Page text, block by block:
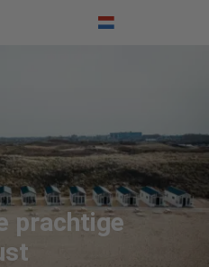
prachtige